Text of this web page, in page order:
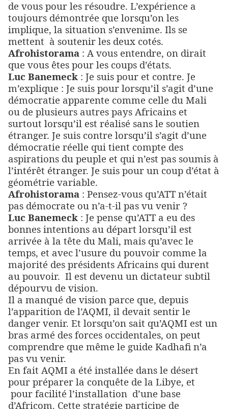
de vous pour les résoudre. L’expérience a
toujours démontrée que lorsqu’on les
implique, la situation s’envenime. Ils se
mettent à soutenir les deux cotés.
Afrohistorama : A vous entendre, on dirait
que vous êtes pour les coups d’états.
Luc Banemeck : Je suis pour et contre. Je
m’explique : Je suis pour lorsqu’il s’agit d’une
démocratie apparente comme celle du Mali
ou de plusieurs autres pays Africains et
surtout lorsqu’il est réalisé sans le soutien
étranger. Je suis contre lorsqu’il s’agit d’une
démocratie réelle qui tient compte des
aspirations du peuple et qui n’est pas soumis à
l’intérêt étranger. Je suis pour un coup d’état à
géométrie variable.
Afrohistorama : Pensez-vous qu’ATT n’était
pas démocrate ou n’a-t-il pas vu venir ?
Luc Banemeck : Je pense qu’ATT a eu des
bonnes intentions au départ lorsqu’il est
arrivée à la tête du Mali, mais qu’avec le
temps, et avec l’usure du pouvoir comme la
majorité des présidents Africains qui durent
au pouvoir. Il est devenu un dictateur subtil
dépourvu de vision.
Il a manqué de vision parce que, depuis
l’apparition de l’AQMI, il devait sentir le
danger venir. Et lorsqu’on sait qu’AQMI est un
bras armé des forces occidentales, on peut
comprendre que même le guide Kadhafi n’a
pas vu venir.
En fait AQMI a été installée dans le désert
pour préparer la conquête de la Libye, et
pour facilité l’installation d’une base
d’Africom. Cette stratégie participe de